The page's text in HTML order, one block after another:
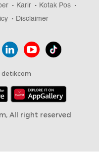
Karir
Kotak Pos
Disclaimer
detikcom
All right reserved